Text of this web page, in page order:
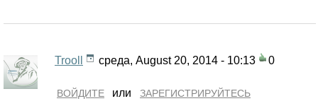
Trooll среда, August 20, 2014 - 10:13 0
ВОЙДИТЕ или ЗАРЕГИСТРИРУЙТЕСЬ